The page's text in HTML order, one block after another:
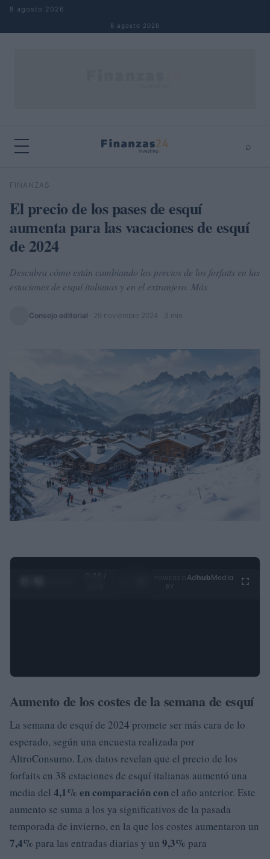
Saltar al contenido
8 agosto 2026
8 agosto 2026
⌕
Buscar
FINANZAS
El precio de los pases de esquí
aumenta para las vacaciones de esquí
de 2024
Descubra cómo están cambiando los precios de los forfaits en las
estaciones de esquí italianas y en el extranjero. Más
Consejo editorial 29 noviembre 2024 · 3 min
0:29 /
Ad hubMedia
Aumento de los costes de la semana de esquí
La semana de esquí de 2024 promete ser más cara de lo
esperado, según una encuesta realizada por
AltroConsumo. Los datos revelan que el precio de los
forfaits en 38 estaciones de esquí italianas aumentó una
media del 4,1% en comparación conel año anterior. Este
aumento se suma a los ya significativos de la pasada
temporada de invierno, en la que los costes aumentaron un
7,4% para las entradas diarias y un 9,3% para